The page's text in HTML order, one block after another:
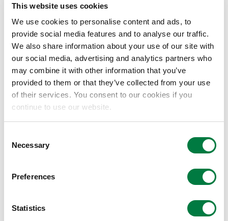
This website uses cookies
We use cookies to personalise content and ads, to
provide social media features and to analyse our traffic.
We also share information about your use of our site with
our social media, advertising and analytics partners who
may combine it with other information that you’ve
provided to them or that they’ve collected from your use
of their services. You consent to our cookies if you
continue to use our website.
Selection
Necessary
Preferences
Statistics
得る、世界初のIPA法です。この製法は、これまでに検
討されている他社のバイオマス製法に比べて、より安価
なバイオPPの製造を可能とします。
また、連携法人である株式会社開成社との取り組みは、
ス原料製造で生じた廃棄物の回収とその有効活用によ